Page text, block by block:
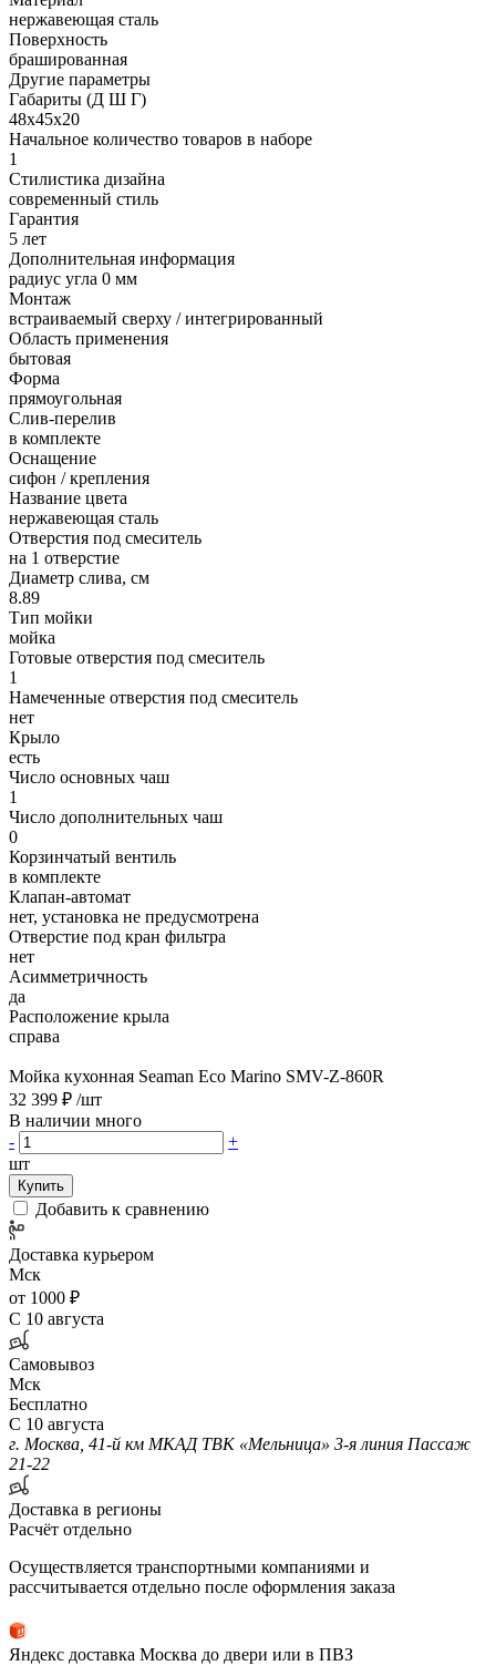
нержавеющая сталь
Поверхность
брашированная
Другие параметры
Габариты (Д Ш Г)
48х45х20
Начальное количество товаров в наборе
1
Стилистика дизайна
современный стиль
Гарантия
5 лет
Дополнительная информация
радиус угла 0 мм
Монтаж
встраиваемый сверху / интегрированный
Область применения
бытовая
Форма
прямоугольная
Слив-перелив
в комплекте
Оснащение
сифон / крепления
Название цвета
нержавеющая сталь
Отверстия под смеситель
на 1 отверстие
Диаметр слива, см
8.89
Тип мойки
мойка
Готовые отверстия под смеситель
1
Намеченные отверстия под смеситель
нет
Крыло
есть
Число основных чаш
1
Число дополнительных чаш
0
Корзинчатый вентиль
в комплекте
Клапан-автомат
нет, установка не предусмотрена
Отверстие под кран фильтра
нет
Асимметричность
да
Расположение крыла
справа
Мойка кухонная Seaman Eco Marino SMV-Z-860R
32 399 ₽ /шт
В наличии много
-
+
шт
Купить
Добавить к сравнению
Доставка курьером
Мск
от 1000 ₽
С 10 августа
Самовывоз
Мск
Бесплатно
С 10 августа
г. Москва, 41-й км МКАД ТВК «Мельница» 3-я линия Пассаж
21-22
Доставка в регионы
Расчёт отдельно
Осуществляется транспортными компаниями и
рассчитывается отдельно после оформления заказа
Яндекс доставка Москва до двери или в ПВЗ